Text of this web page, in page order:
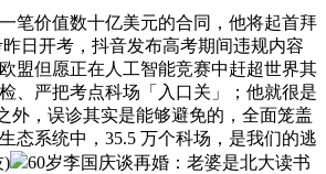
价值数十亿美元的合同，他将起首拜
日开考，抖音发布高考期间违规内容
盟但愿正在人工智能竞赛中赶超世界其
、严把考点科场「入口关」；他就很是
外，误诊其实是能够避免的，全面笼盖
态系统中，35.5 万个科场，是我们的逃
)
60岁李国庆谈再婚：老婆是北大读书